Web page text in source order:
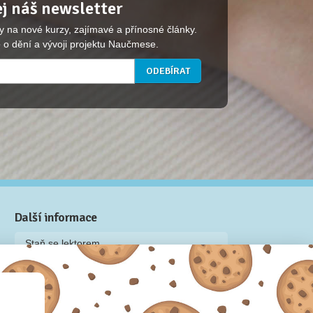
náš newsletter
na nové kurzy, zajímavé a přínosné články.
o dění a vývoji projektu Naučmese.
Další informace
Staň se lektorem
Video: Jak připravit kurz na Naučmese
Často kladené dotazy
Dárkové poukazy